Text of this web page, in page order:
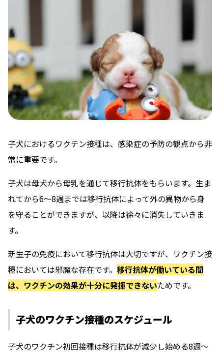
子犬におけるワクチン接種は、感染症の予防の観点から非
常に重要です。
子犬は母犬から母乳を通じて移行抗体をもらいます。生ま
れてから6〜8週までは移行抗体によって外の異物から身
を守ることができますが、以降は徐々に消失していきま
す。
新生子の免疫において移行抗体は大切ですが、ワクチン接
種においては邪魔な存在です。 移行抗体が働いている間
は、ワクチンの効果が十分に発揮できないためです。
子犬のワクチン接種のスケジュール
子犬のワクチン初回接種は移行抗体が減少し始める8週～